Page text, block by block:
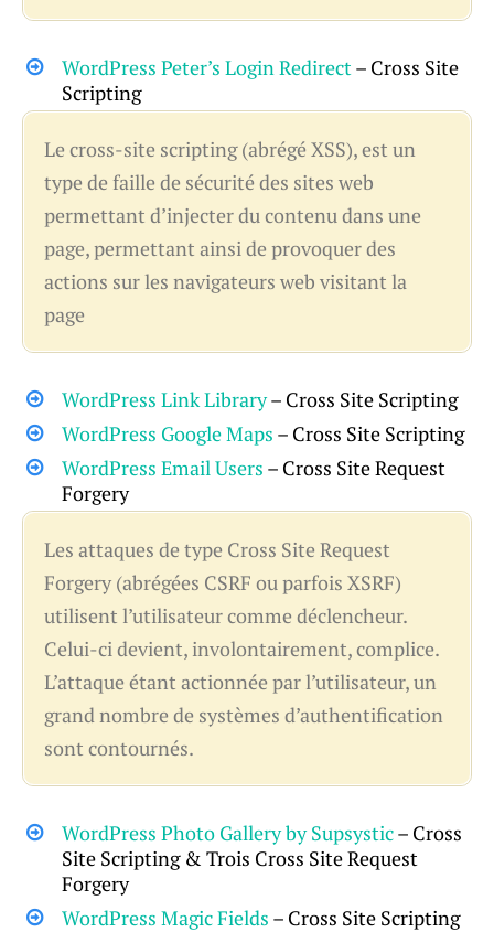
WordPress Peter’s Login Redirect – Cross Site
Scripting
Le cross-site scripting (abrégé XSS), est un
type de faille de sécurité des sites web
permettant d’injecter du contenu dans une
page, permettant ainsi de provoquer des
actions sur les navigateurs web visitant la
page
WordPress Link Library– Cross Site Scripting
WordPress Google Maps – Cross Site Scripting
WordPress Email Users – Cross Site Request
Forgery
Les attaques de type Cross Site Request
Forgery (abrégées CSRF ou parfois XSRF)
utilisent l’utilisateur comme déclencheur.
Celui-ci devient, involontairement, complice.
L’attaque étant actionnée par l’utilisateur, un
grand nombre de systèmes d’authentification
sont contournés.
WordPress Photo Gallery by Supsystic– Cross
Site Scripting & Trois Cross Site Request
Forgery
WordPress Magic Fields – Cross Site Scripting